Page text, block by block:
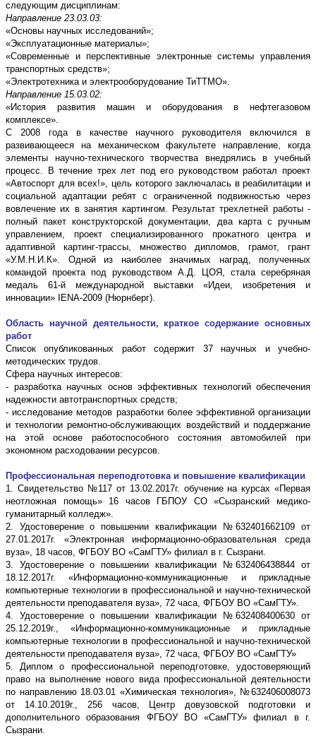
следующим дисциплинам:
Направление 23.03.03:
«Основы научных исследований»;
«Эксплуатационные материалы»;
«Современные и перспективные электронные системы управления
транспортных средств»;
«Электротехника и электрооборудование ТиТТМО».
Направление 15.03.02:
«История развития машин и оборудования в нефтегазовом
комплексе».
С 2008 года в качестве научного руководителя включился в
развивающееся на механическом факультете направление, когда
элементы научно-технического творчества внедрялись в учебный
процесс. В течение трех лет под его руководством работал проект
«Автоспорт для всех!», цель которого заключалась в реабилитации и
социальной адаптации ребят с ограниченной подвижностью через
вовлечение их в занятия картингом. Результат трехлетней работы -
полный пакет конструкторской документации, два карта с ручным
управлением, проект специализированного прокатного центра и
адаптивной картинг-трассы, множество дипломов, грамот, грант
«У.М.Н.И.К». Одной из наиболее значимых наград, полученных
командой проекта под руководством А.Д. ЦОЯ, стала серебряная
медаль 61-й международной выставки «Идеи, изобретения и
инновации» IENA-2009 (Нюрнберг).
Область научной деятельности, краткое содержание основных
работ
Список опубликованных работ содержит 37 научных и учебно-
методических трудов.
Сфера научных интересов:
- разработка научных основ эффективных технологий обеспечения
надежности автотранспортных средств;
- исследование методов разработки более эффективной организации
и технологии ремонтно-обслуживающих воздействий и поддержание
на этой основе работоспособного состояния автомобилей при
экономном расходовании ресурсов.
Профессиональная переподготовка и повышение квалификации
1. Свидетельство №117 от 13.02.2017г. обучение на курсах «Первая
неотложная помощь» 16 часов ГБПОУ СО «Сызранский медико-
гуманитарный колледж».
2. Удостоверение о повышении квалификации №632401662109 от
27.01.2017г. «Электронная информационно-образовательная среда
вуза», 18 часов, ФГБОУ ВО «СамГТУ» филиал в г. Сызрани.
3. Удостоверение о повышении квалификации №632406438844 от
18.12.2017г. «Информационно-коммуникационные и прикладные
компьютерные технологии в профессиональной и научно-технической
деятельности преподавателя вуза», 72 часа, ФГБОУ ВО «СамГТУ».
4. Удостоверение о повышении квалификации №632408400630 от
25.12.2019г., «Информационно-коммуникационные и прикладные
компьютерные технологии в профессиональной и научно-технической
деятельности преподавателя вуза», 72 часа, ФГБОУ ВО «СамГТУ»
5. Диплом о профессиональной переподготовке, удостоверяющий
право на выполнение нового вида профессиональной деятельности
по направлению 18.03.01 «Химическая технология», №632406008073
от 14.10.2019г., 256 часов, Центр довузовской подготовки и
дополнительного образования ФГБОУ ВО «СамГТУ» филиал в г.
Сызрани.